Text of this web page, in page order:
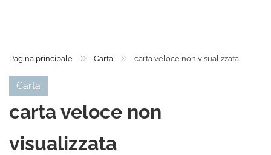
Pagina principale Carta carta veloce non visualizzata
Carta
carta veloce non
visualizzata